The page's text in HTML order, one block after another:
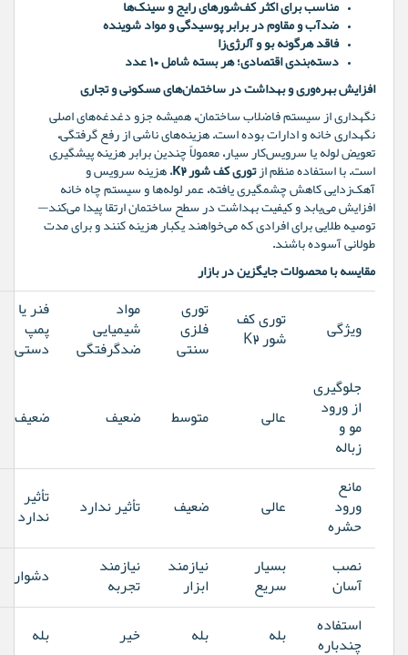
مناسب برای اکثر کف‌شورهای رایج و سینک‌ها
ضدآب و مقاوم در برابر پوسیدگی و مواد شوینده
فاقد هرگونه بو و آلرژی‌زا
دسته‌بندی اقتصادی؛ هر بسته شامل ۱۰ عدد
افزایش بهره‌وری و بهداشت در ساختمان‌های مسکونی و تجاری
نگهداری از سیستم فاضلاب ساختمان، همیشه جزو دغدغه‌های اصلی
نگهداری خانه و ادارات بوده است. هزینه‌های ناشی از رفع گرفتگی،
تعویض لوله یا سرویس‌کار سیار، معمولاً چندین برابر هزینه پیشگیری
است. با استفاده منظم ازتوری کف شور K2
، هزینه سرویس و
آهک‌زدایی کاهش چشمگیری یافته، عمر لوله‌ها و سیستم چاه خانه
افزایش می‌یابد و کیفیت بهداشت در سطح ساختمان ارتقا پیدا می‌کند—
توصیه طلایی برای افرادی که می‌خواهند یکبار هزینه کنند و برای مدت
طولانی آسوده باشند.
مقایسه با محصولات جایگزین در بازار
ویژگی
توری کف
شور K2
توری
فلزی
سنتی
مواد
شیمیایی
ضدگرفتگی
فنر یا
پمپ
دستی
جلوگیری
از ورود
مو و
زباله
عالی متوسط ضعیف ضعیف
مانع
ورود
حشره
عالی ضعیف تأثیر ندارد
تأثیر
ندارد
نصب
آسان
بسیار
سریع
نیازمند
ابزار
نیازمند
تجربه
دشوار
استفاده
چندباره
بله بله خیر بله